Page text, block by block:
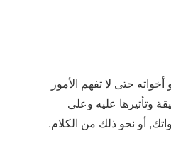
حتى لا تفهم الأمور
وتأثيرها عليه وعلى
أو نحو ذلك من الكلام.